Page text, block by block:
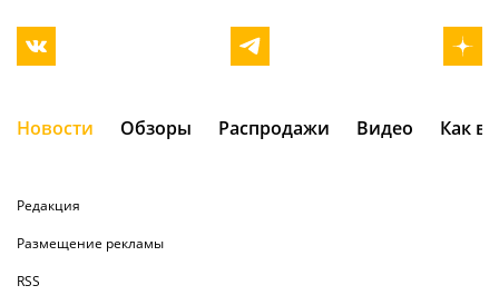
Новости Обзоры Распродажи Видео Как
Редакция
Размещение рекламы
RSS